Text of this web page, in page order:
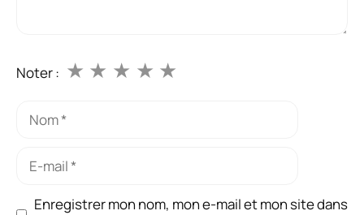
Noter : ★
★
★
★
★
Nom
Enregistrer mon nom, mon e-mail et mon site dans